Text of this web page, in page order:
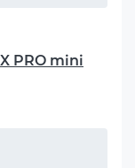
PRO mini